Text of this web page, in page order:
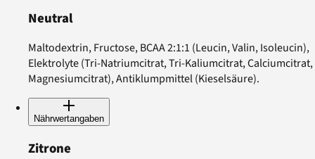
Neutral
Maltodextrin, Fructose, BCAA 2:1:1 (Leucin, Valin, Isoleucin),
Elektrolyte (Tri-Natriumcitrat, Tri-Kaliumcitrat, Calciumcitrat,
Magnesiumcitrat), Antiklumpmittel (Kieselsäure).
Nährwertangaben
Zitrone